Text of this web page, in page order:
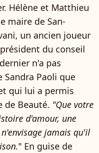
Hélène et Matthieu
maire de San-
un ancien joueur
du conseil
n'a pas
Sandra Paoli que
qui lui a permis
de Beauté. "Que votre
d'amour, une
jamais qu'il
" En guise de